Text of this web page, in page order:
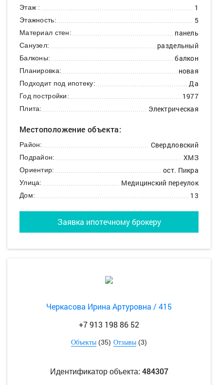
Этаж : 1
Этажность: 5
Материал стен: панель
Санузел: раздельный
Балконы: балкон
Планировка: новая
Подходит под ипотеку: Да
Год постройки: 1977
Плита: Электрическая
Местоположение объекта:
Район: Свердловский
Подрайон: ХМЗ
Ориентир: ост. Пикра
Улица: Медицинский переулок
Дом: 13
Заявка ипотечному брокеру
Черкасова Ирина Артуровна / 415
+7 913 198 86 52
Объекты (35) Отзывы (3)
Идентификатор объекта: 484307